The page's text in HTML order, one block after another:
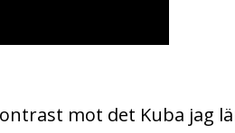
mot det Kuba jag